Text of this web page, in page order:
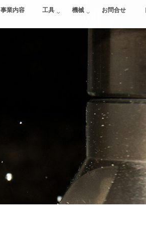
事業内容 工具 機械 お問合せ